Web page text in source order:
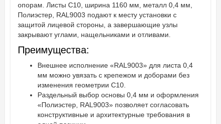
опорам. Листы С10, ширина 1160 мм, металл 0,4 мм,
Полиэстер, RAL9003 подают к месту установки с
защитой лицевой стороны, а завершающие узлы
закрывают углами, нащельниками и отливами.
Преимущества:
Внешнее исполнение «RAL9003» для листа 0,4
мм можно увязать с крепежом и доборами без
изменения геометрии С10.
Раздельный выбор основы 0,4 мм и оформления
«Полиэстер, RAL9003» позволяет согласовать
конструктивные и архитектурные требования в